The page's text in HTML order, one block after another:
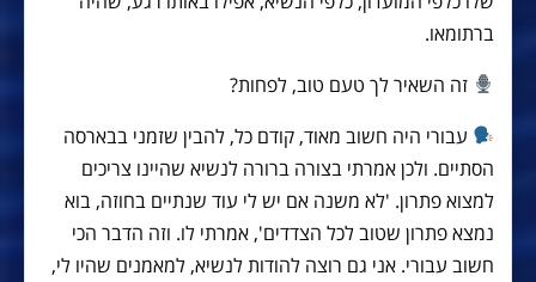
ברתומאו.
זה השאיר לך טעם טוב, לפחות?
עבורי היה חשוב מאוד, קודם כל, להבין שזמני בבארסה
הסתיים. ולכן אמרתי בצורה ברורה לנשיא שהיינו צריכים
למצוא פתרון. 'לא משנה אם יש לי עוד שנתיים בחוזה, בוא
נמצא פתרון שטוב לכל הצדדים', אמרתי לו. וזה הדבר הכי
חשוב עבורי. אני גם רוצה להודות לנשיא, למאמנים שהיו לי,